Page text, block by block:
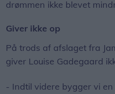
drømmen ikke blevet
Giver ikke op
På trods af afslaget fra
giver Louise Gadegaard
- Indtil videre bygger vi